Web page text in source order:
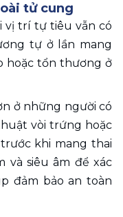
tử cung
vị trí tự tiêu vẫn có
tự ở lần mang
hoặc tổn thương ở
ở những người có
vòi trứng hoặc
khi mang thai
và siêu âm để xác
đảm bảo an toàn